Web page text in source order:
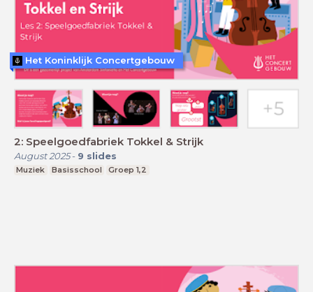
2: Speelgoedfabriek Tokkel & Strijk
August 2025- 9 slides
Muziek Basisschool Groep 1,2
Het Koninklijk Concertgebouw